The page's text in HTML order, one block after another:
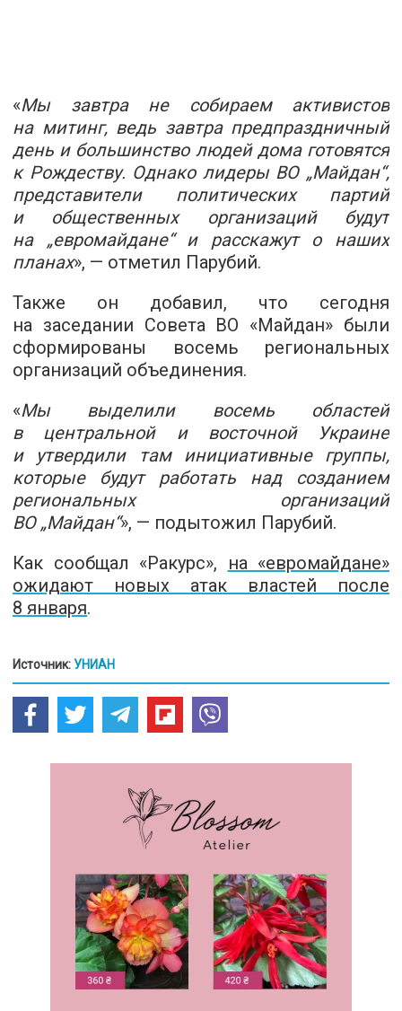
«Мы завтра не собираем активистов
на митинг, ведь завтра предпраздничный
день и большинство людей дома готовятся
к Рождеству. Однако лидеры ВО „Майдан“,
представители политических партий
и общественных организаций будут
на „евромайдане“ и расскажут о наших
планах», — отметил Парубий.
Также он добавил, что сегодня
на заседании Совета ВО «Майдан» были
сформированы восемь региональных
организаций объединения.
«Мы выделили восемь областей
в центральной и восточной Украине
и утвердили там инициативные группы,
которые будут работать над созданием
региональных организаций
ВО „Майдан“», — подытожил Парубий.
Как сообщал «Ракурс»,
на «евромайдане»
ожидают новых атак властей после
8 января.
Источник: УНИАН